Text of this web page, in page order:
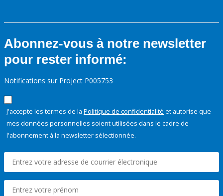
Abonnez-vous à notre newsletter
pour rester informé:
Notifications sur Project P005753
J'accepte les termes de la Politique de confidentialité et autorise que
mes données personnelles soient utilisées dans le cadre de
l'abonnement à la newsletter sélectionnée.